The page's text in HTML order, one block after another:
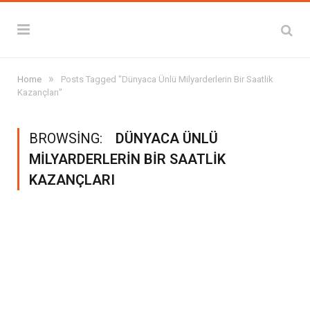
Home »
Posts Tagged "Dünyaca Ünlü Milyarderlerin Bir Saatlik
Kazançları"
BROWSING:
DÜNYACA ÜNLÜ
MILYARDERLERIN BIR SAATLIK
KAZANÇLARI